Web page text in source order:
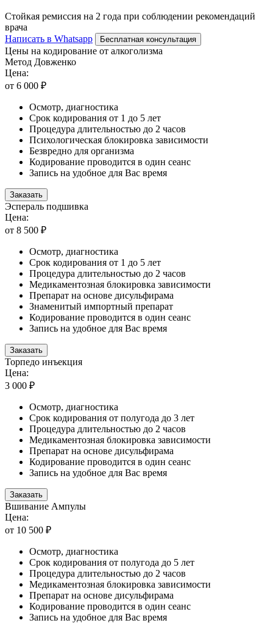
Стойкая ремиссия на 2 года при соблюдении рекомендаций
врача
Написать в Whatsapp
Бесплатная консультация
Цены на кодирование от алкоголизма
Метод Довженко
Цена:
от 6 000 ₽
Осмотр, диагностика
Срок кодирования от 1 до 5 лет
Процедура длительностью до 2 часов
Психологическая блокировка зависимости
Безвредно для организма
Кодирование проводится в один сеанс
Запись на удобное для Вас время
Заказать
Эспераль подшивка
Цена:
от 8 500 ₽
Осмотр, диагностика
Срок кодирования от 1 до 5 лет
Процедура длительностью до 2 часов
Медикаментозная блокировка зависимости
Препарат на основе дисульфирама
Знаменитый импортный препарат
Кодирование проводится в один сеанс
Запись на удобное для Вас время
Заказать
Торпедо инъекция
Цена:
3 000 ₽
Осмотр, диагностика
Срок кодирования от полугода до 3 лет
Процедура длительностью до 2 часов
Медикаментозная блокировка зависимости
Препарат на основе дисульфирама
Кодирование проводится в один сеанс
Запись на удобное для Вас время
Заказать
Вшивание Ампулы
Цена:
от 10 500 ₽
Осмотр, диагностика
Срок кодирования от полугода до 5 лет
Процедура длительностью до 2 часов
Медикаментозная блокировка зависимости
Препарат на основе дисульфирама
Кодирование проводится в один сеанс
Запись на удобное для Вас время